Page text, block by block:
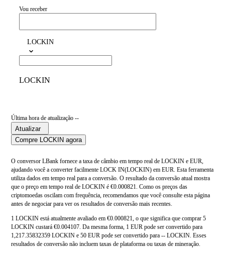
Vou receber
LOCKIN
LOCKIN
Última hora de atualização --
Atualizar
Compre LOCKIN agora
O conversor LBank fornece a taxa de câmbio em tempo real de LOCKIN e EUR,
ajudando você a converter facilmente LOCK IN(LOCKIN) em EUR. Esta ferramenta
utiliza dados em tempo real para a conversão. O resultado da conversão atual mostra
que o preço em tempo real de LOCKIN é €0.000821. Como os preços das
criptomoedas oscilam com frequência, recomendamos que você consulte esta página
antes de negociar para ver os resultados de conversão mais recentes.
1 LOCKIN está atualmente avaliado em €0.000821, o que significa que comprar 5
LOCKIN custará €0.004107. Da mesma forma, 1 EUR pode ser convertido para
1,217.35832359 LOCKIN e 50 EUR pode ser convertido para -- LOCKIN. Esses
resultados de conversão não incluem taxas de plataforma ou taxas de mineração.